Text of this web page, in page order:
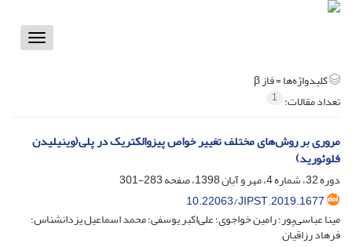
Toggle
کلیدواژه‌ها =‌فاز β
تعداد مقالات: 1
مروری بر روش‌های مختلف تغییر خواص پیزوالکتریک در پلی‌(وینیلیدن
فلوئورید)
دوره 32، شماره 4، مهر و آبان 1398، صفحه
283-301
10.22063/JIPST.2019.1677
مینا عباسی‌پور؛ رامین خواجوی؛ علی‌اکبر یوسفی؛ محمد اسماعیل یزدانشناس؛
فرهاد رزاقیان